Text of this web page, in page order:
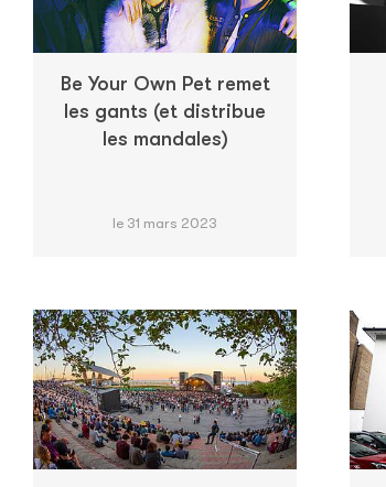
Be Your Own Pet remet
les gants (et distribue
les mandales)
le 31 mars 2023